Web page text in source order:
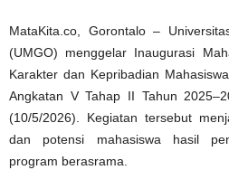
MataKita.co, Gorontalo –
(UMGO) menggelar Inaugurasi
Karakter dan Kepribadian
Angkatan V Tahap II Tahun
(10/5/2026). Kegiatan tersebut
dan potensi mahasiswa hasil
program berasrama.